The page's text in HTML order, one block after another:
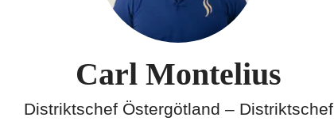
Carl Montelius
Distriktschef Östergötland – Distriktschef